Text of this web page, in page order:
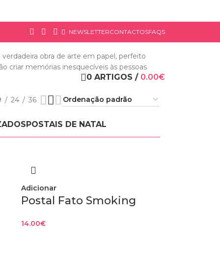
NEWSLETTERCONTACTOSFAQS
0 ARTIGOS / 0.00€
POSTAIS DE NATAL
obra de arte em papel, perfeito
criar memórias inesquecíveis às pessoas
24 36
Adicionar
Postal Fato Smoking
14.00€